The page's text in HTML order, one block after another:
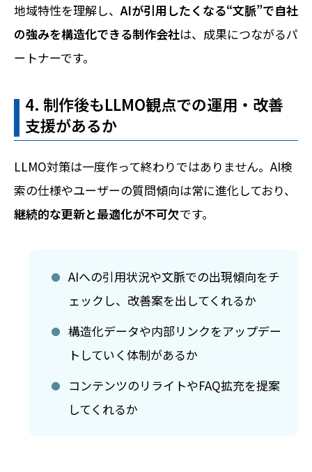
地域特性を理解し、 AIが引用したくなる“文脈”で自社
の強みを構造化できる制作会社は、成果につながるパ
ートナーです。
4. 制作後もLLMO観点での運用・改善
支援があるか
LLMO対策は一度作って終わりではありません。AI検
索の仕様やユーザーの質問傾向は常に進化しており、
継続的な更新と最適化が不可欠です。
AIへの引用状況や文脈での出現傾向をチ
ェックし、改善案を出してくれるか
構造化データや内部リンクをアップデー
トしていく体制があるか
コンテンツのリライトやFAQ拡充を提案
してくれるか